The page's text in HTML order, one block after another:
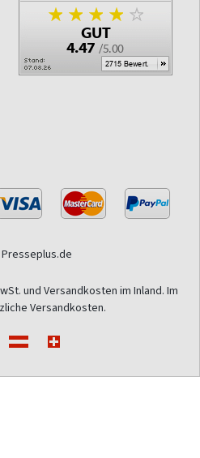
und Versandkosten im Inland. Im
Versandkosten.